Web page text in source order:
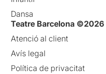
Dansa
Teatre Barcelona ©2026
Atenció al client
Avís legal
Política de privacitat